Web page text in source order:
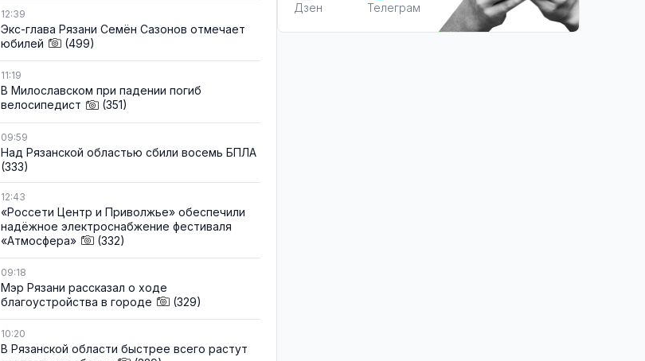
12:39
Экс-глава Рязани Семён Сазонов отмечает
юбилей
(499)
11:19
В Милославском при падении погиб
велосипедист
(351)
09:59
Над Рязанской областью сбили восемь БПЛА
(333)
12:43
«Россети Центр и Приволжье» обеспечили
надёжное электроснабжение фестиваля
«Атмосфера»
(332)
09:18
Мэр Рязани рассказал о ходе
благоустройства в городе
(329)
10:20
В Рязанской области быстрее всего растут
Дзен Телеграм